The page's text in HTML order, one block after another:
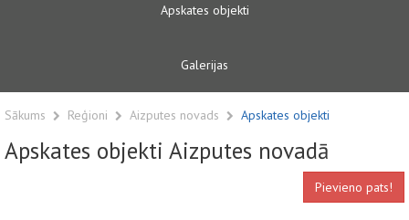
Apskates objekti
Galerijas
Sākums Reģioni Aizputes novads Apskates objekti
Apskates objekti Aizputes novadā
Pievieno pats!